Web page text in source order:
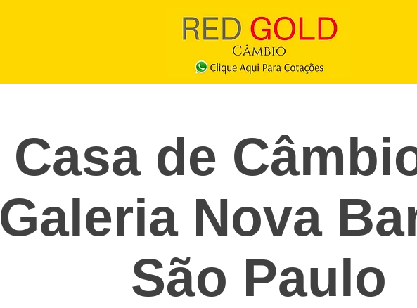
Casa de
Galeria Nova
São Paulo